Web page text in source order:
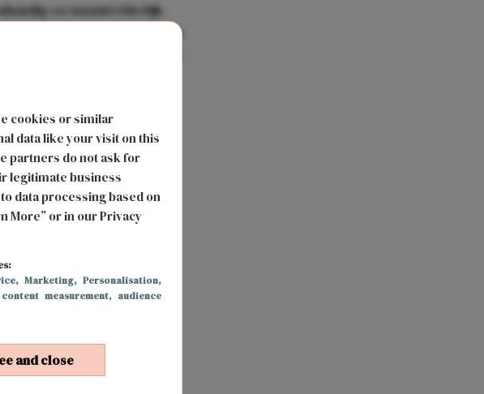
cookies or similar
data like your visit on this
partners do not ask for
legitimate business
data processing based on
More” or in our Privacy
, Marketing, Personalisation,
measurement, audience
and close
en onaantrekkelijk
zijn erg competitief en willen
als zijn ego in stand